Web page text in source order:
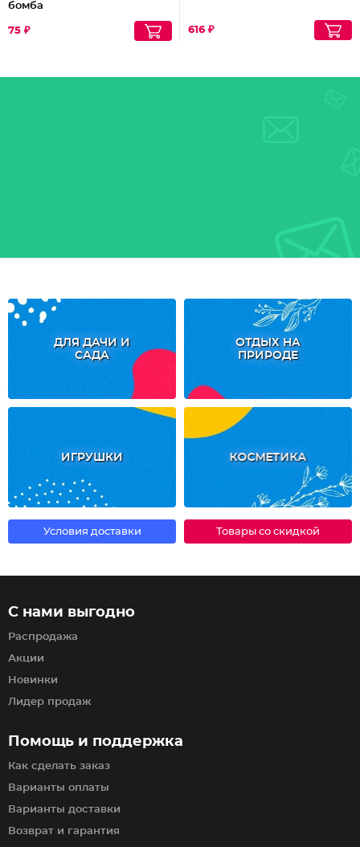
бомба
75 ₽ 616 ₽
ДЛЯ ДАЧИ И
САДА
ОТДЫХ НА
ПРИРОДЕ
ИГРУШКИ КОСМЕТИКА
Условия доставки Товары со скидкой
Помощь и поддержка
Как сделать заказ
Варианты оплаты
Варианты доставки
Возврат и гарантия
С нами выгодно
Распродажа
Акции
Новинки
Лидер продаж